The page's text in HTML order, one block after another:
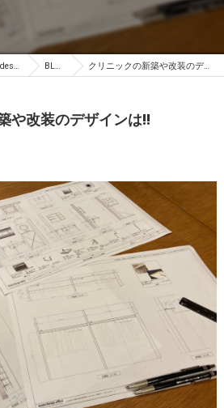
広島市の注文住宅はasazu design office BLOG クリニックの新築や改装のデザインは!!
や改装のデザインは!!